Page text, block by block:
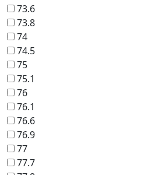
73.6
73.8
74
74.5
75
75.1
76
76.1
76.6
76.9
77
77.7